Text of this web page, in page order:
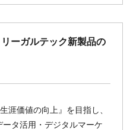
ーガルテック新製品の
涯価値の向上』を目指し、
タ活用・デジタルマーケ